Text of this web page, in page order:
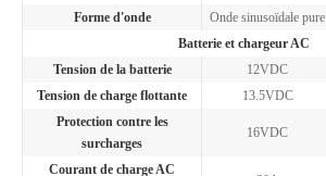
Forme d'onde
Onde sinusoïdale pure
Batterie et chargeur AC
Tension de la batterie
12VDC
Tension de charge flottante
13.5VDC
Protection contre les
surcharges
16VDC
Courant de charge AC